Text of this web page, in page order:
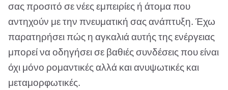
σας προσιτό σε νέες εμπειρίες ή άτομα που
αντηχούν με την πνευματική σας ανάπτυξη. Έχω
παρατηρήσει πώς η αγκαλιά αυτής της ενέργειας
μπορεί να οδηγήσει σε βαθιές συνδέσεις που είναι
όχι μόνο ρομαντικές αλλά και ανυψωτικές και
μεταμορφωτικές.